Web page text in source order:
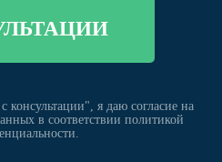
я даю согласие на
в соответствии политикой